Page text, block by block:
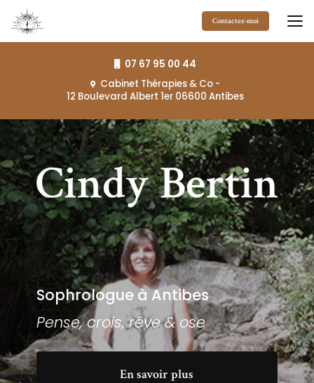
au
contenu
principal
07 67 95 00 44
Cabinet Thérapies & Co -
12 Boulevard Albert 1er 06600 Antibes
Contactez-moi
Sophrologue à Antibes
Pense, crois, rêve & ose
En savoir plus